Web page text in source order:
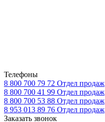
Телефоны
8 800 700 79 72 Отдел продаж
8 800 700 41 99 Отдел продаж
8 800 700 53 88 Отдел продаж
8 953 013 89 76 Отдел продаж
Заказать звонок